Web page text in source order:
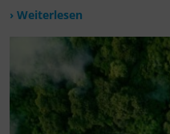
› Weiterlesen